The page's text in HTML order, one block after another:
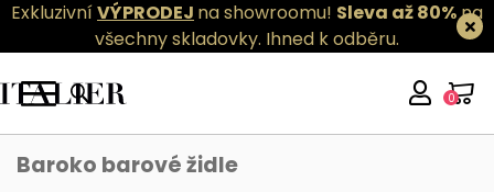
ExkluzivníVÝPRODEJ na showroomu! Sleva až 80%na
všechny skladovky. Ihned k odběru.
0
Baroko barové židle
Baroko barové židle